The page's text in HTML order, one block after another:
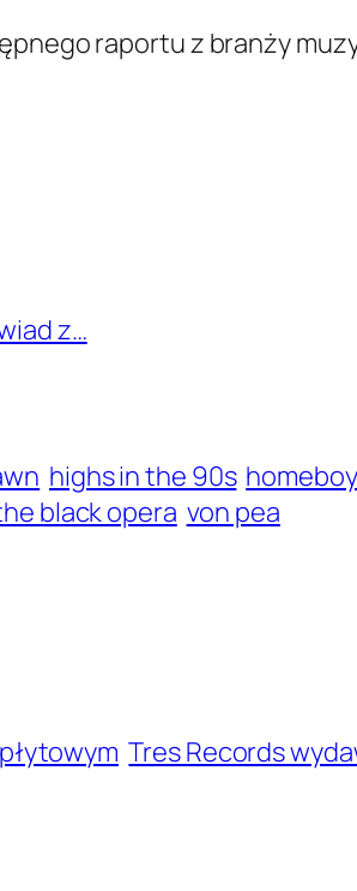
raportu z branży
z…
highs in the 90s
black opera von pea
Tres Records